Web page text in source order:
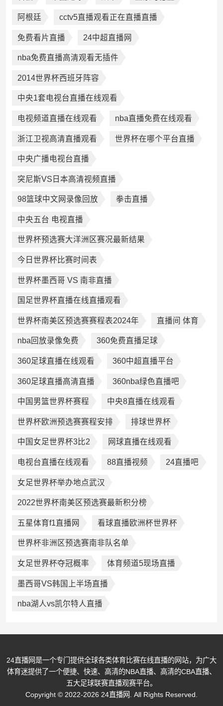
阿根廷 cctv5直播观看正在直播直播
免费看片直播 24中超直播网
nba免费直播高清观看无插件
2014世界杯西班牙阵容
中央1套电视台直播在线观看
电视频道直播在线观看 nba直播免费在线观看
浙江卫视高清直播观看 世界杯在哪个平台直播
中央广播电视台直播
突尼斯VS日本高清视频直播
98篮球中文网录像回放 拳击直播
中央五台 电视直播
世界杯预选赛大洋洲区赛况最新结果
今日世界杯比赛时间表
世界杯墨西哥 VS 南非直播
国足世界杯直播在线直播观看
世界杯南美区预选赛赛程表2024年 直播间 体育
nba回放录像免费 360免费直播足球
360足球直播在线观看 360中超直播平台
360足球直播高清直播 360nba绿色直播吧
中国男篮世界杯赛程 中央8直播在线观看
世界杯欧洲预选赛赛程安排 排球世界杯
中国女足世界杯3比2 网球直播在线观看
电视台直播在线观看 88直播视频 24直播吧
女足世界杯举办地点武汉
2022世界杯南美区预选赛最新积分榜
五星体育f1直播网 看球直播欧洲杯世界杯
世界杯非洲区预选赛南非队名单
女足世界杯夺冠概率 体育频道5现场直播
墨西哥VS韩国上半场直播
nba湖人vs凯尔特人直播
24直播网是一个专门提供全球各类体育比赛在线直播的网站，为广大
体育迷提供了一个便捷、快速、高清的NBA直播、高清的CBA直播、
五大足球联赛直播观赛平台。
Copyright © 2022-2026 24直播网. All Rights Reserved.